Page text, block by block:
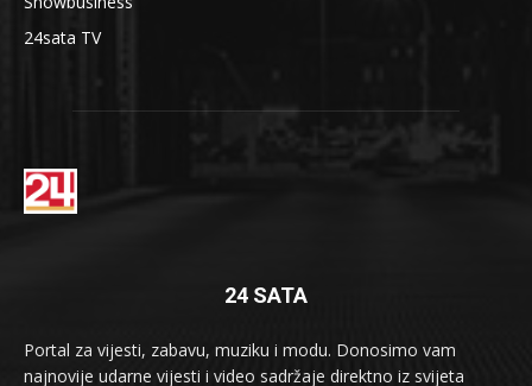
24sata TV
24 SATA
Portal za vijesti, zabavu, muziku i modu. Donosimo vam
najnovije udarne vijesti i video sadržaje direktno iz svijeta